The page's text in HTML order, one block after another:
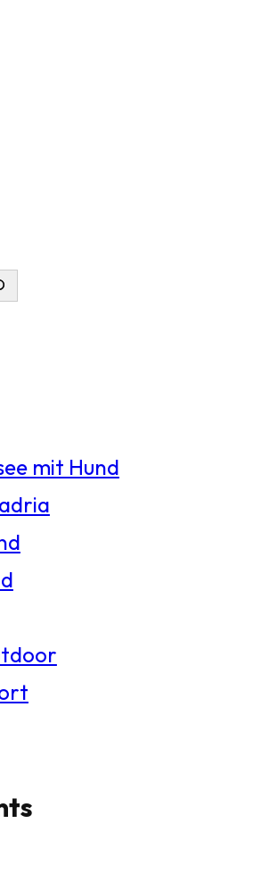
mit Hund